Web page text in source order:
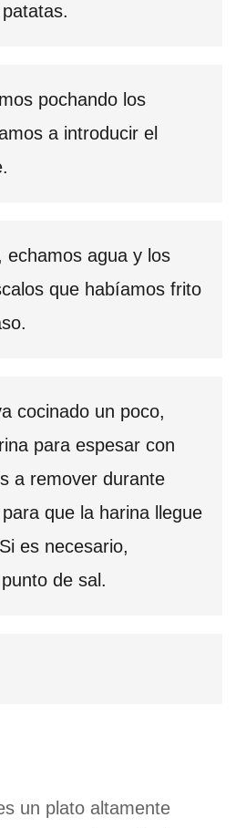
pochando los
a introducir el
echamos agua y los
que habíamos frito
cocinado un poco,
para espesar con
a remover durante
que la harina llegue
es necesario,
de sal.
un plato altamente